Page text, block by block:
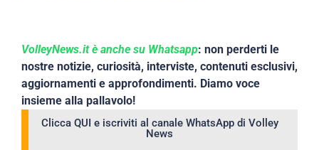
VolleyNews.it è anche su Whatsapp: non perderti le
nostre notizie, curiosità, interviste, contenuti esclusivi,
aggiornamenti e approfondimenti. Diamo voce
insieme alla pallavolo!
Clicca QUI e iscriviti al canale WhatsApp di Volley
News